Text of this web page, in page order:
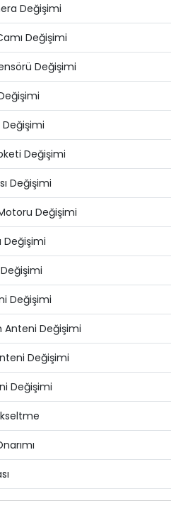
Değişimi
Değişimi
Değişimi
Değişimi
Değişimi
Değişimi
Değişimi
Değişimi
Değişimi
Anteni Değişimi
Değişimi
Değişimi